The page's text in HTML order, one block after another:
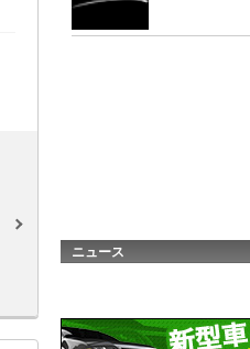
ニュース